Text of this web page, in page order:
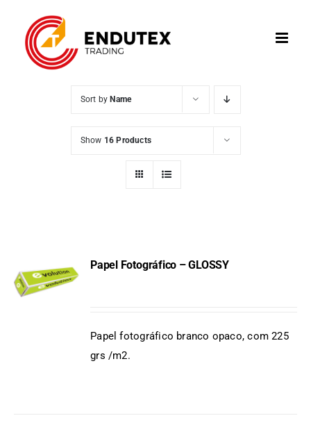
content
Sort by Name
Show 16 Products
Papel Fotográfico – GLOSSY
Papel fotográfico branco opaco, com 225
grs /m2.